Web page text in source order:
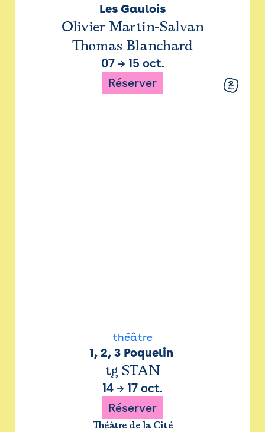
Les Gaulois
Olivier Martin-Salvan
Thomas Blanchard
07→ 15 oct.
Réserver
théâtre
1, 2, 3 Poquelin
tg STAN
14 → 17 oct.
Réserver
Théâtre de la Cité